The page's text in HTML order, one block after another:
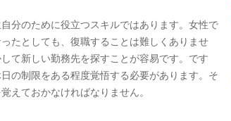
分のために役立つスキルではあります。女性で
たとしても、復職することは難しくありませ
て新しい勤務先を探すことが容易です。です
の制限をある程度覚悟する必要があります。そ
えておかなければなりません。